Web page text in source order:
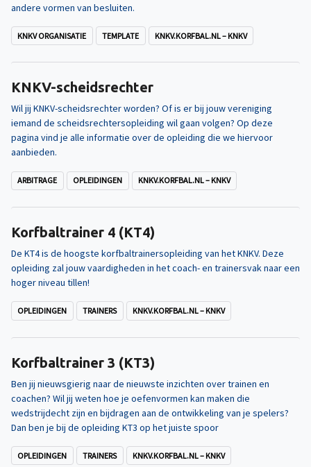
andere vormen van besluiten.
KNKV ORGANISATIE TEMPLATE KNKV.KORFBAL.NL – KNKV
KNKV-scheidsrechter
Wil jij KNKV-scheidsrechter worden? Of is er bij jouw vereniging
iemand de scheidsrechtersopleiding wil gaan volgen? Op deze
pagina vind je alle informatie over de opleiding die we hiervoor
aanbieden.
ARBITRAGE OPLEIDINGEN KNKV.KORFBAL.NL – KNKV
Korfbaltrainer 4 (KT4)
De KT4 is de hoogste korfbaltrainersopleiding van het KNKV. Deze
opleiding zal jouw vaardigheden in het coach- en trainersvak naar een
hoger niveau tillen!
OPLEIDINGEN TRAINERS KNKV.KORFBAL.NL – KNKV
Korfbaltrainer 3 (KT3)
Ben jij nieuwsgierig naar de nieuwste inzichten over trainen en
coachen? Wil jij weten hoe je oefenvormen kan maken die
wedstrijdecht zijn en bijdragen aan de ontwikkeling van je spelers?
Dan ben je bij de opleiding KT3 op het juiste spoor
OPLEIDINGEN TRAINERS KNKV.KORFBAL.NL – KNKV